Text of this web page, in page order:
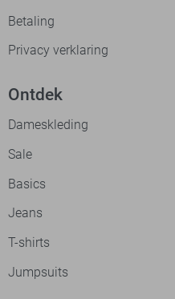
Betaling
Privacy verklaring
Ontdek
Dameskleding
Sale
Basics
Jeans
T-shirts
Jumpsuits